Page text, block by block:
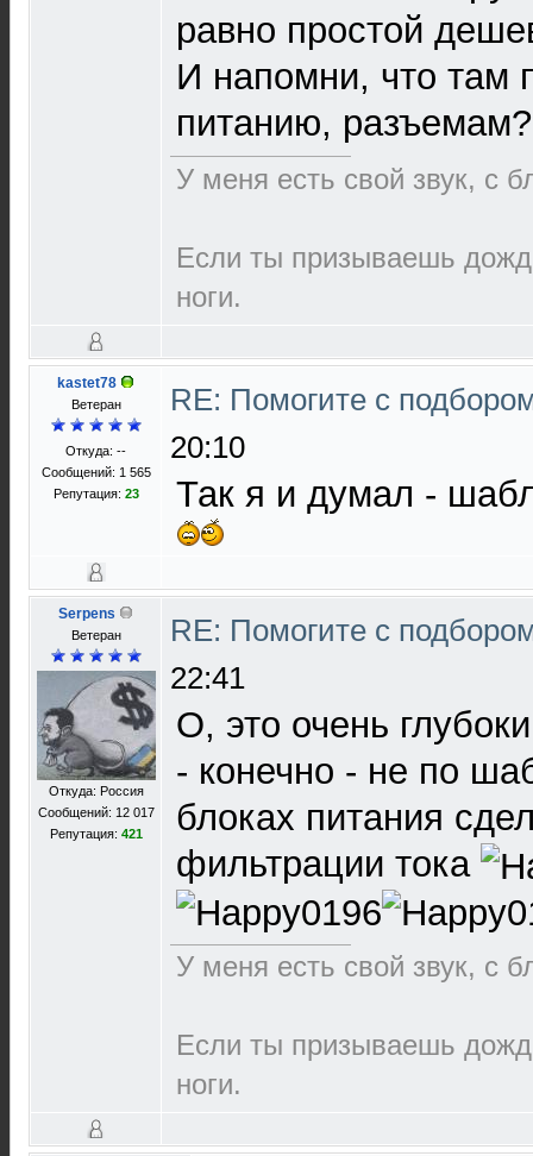
равно простой
И напомни, что там
питанию,
У меня есть свой звук, с
Если ты призываешь
ноги.
kastet78
Ветеран
Откуда: --
Сообщений: 1 565
Репутация: 23
RE: Помогите с
20:10
Так я и думал -
Serpens
Ветеран
Откуда: Россия
Сообщений: 12 017
Репутация: 421
RE: Помогите с
22:41
О, это очень
- конечно - не по
блоках питания
фильтрации тока
У меня есть свой звук, с
Если ты призываешь
ноги.